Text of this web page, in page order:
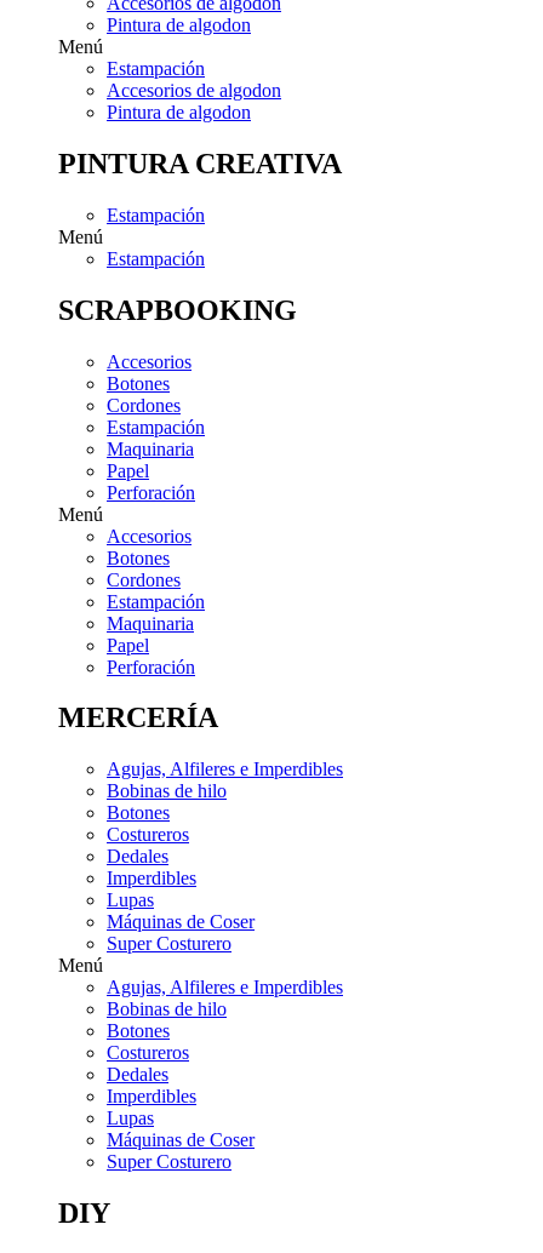
Pintura de algodon
Menú
Estampación
Accesorios de algodon
Pintura de algodon
PINTURA CREATIVA
Estampación
Menú
Estampación
SCRAPBOOKING
Accesorios
Botones
Cordones
Estampación
Maquinaria
Papel
Perforación
Menú
Accesorios
Botones
Cordones
Estampación
Maquinaria
Papel
Perforación
MERCERÍA
Agujas, Alfileres e Imperdibles
Bobinas de hilo
Botones
Costureros
Dedales
Imperdibles
Lupas
Máquinas de Coser
Super Costurero
Menú
Agujas, Alfileres e Imperdibles
Bobinas de hilo
Botones
Costureros
Dedales
Imperdibles
Lupas
Máquinas de Coser
Super Costurero
DIY